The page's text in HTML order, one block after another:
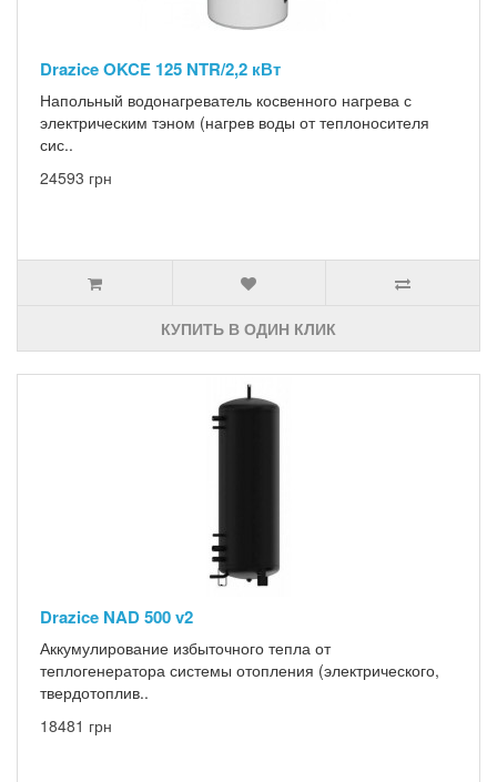
Drazice OKCE 125 NTR/2,2 кВт
Напольный водонагреватель косвенного нагрева с
электрическим тэном (нагрев воды от теплоносителя
сис..
24593 грн
КУПИТЬ В ОДИН КЛИК
Drazice NAD 500 v2
Аккумулирование избыточного тепла от
теплогенератора системы отопления (электрического,
твердотоплив..
18481 грн